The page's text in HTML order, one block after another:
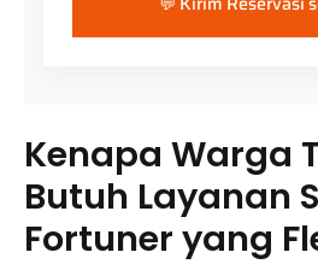
Kenapa Warga
Butuh Layanan
Fortuner yang